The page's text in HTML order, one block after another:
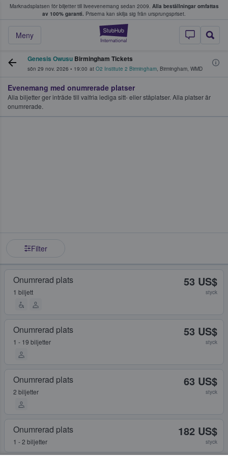
Marknadsplatsen för biljetter till liveevenemang sedan 2009. Alla beställningar omfattas
av 100% garanti. Priserna kan skilja sig från ursprungspriset.
StubHub – där
Meny
köper och säljer biljetter.
Genesis Owusu Birmingham Tickets
sön 29 nov. 2026 • 19:00 at O2 Institute 2 Birmingham, Birmingham, WMD
Evenemang med onumrerade platser
Alla biljetter ger inträde till valfria lediga sitt- eller ståplatser. Alla platser är
onumrerade.
Filter
Onumrerad plats
1 biljett
53 US$
styck
Onumrerad plats
1 - 19 biljetter
53 US$
styck
Onumrerad plats
2 biljetter
63 US$
styck
Onumrerad plats
1 - 2 biljetter
182 US$
styck